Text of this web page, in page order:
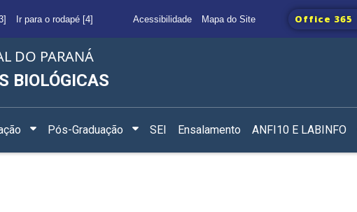
Ir para o rodapé [4] Acessibilidade Mapa do Site Office 365
DO PARANÁ
BIOLÓGICAS
Pós-Graduação SEI Ensalamento ANFI10 E LABINFO